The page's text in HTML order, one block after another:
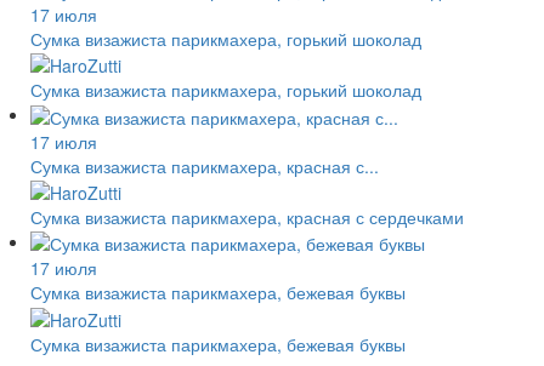
17 июля
Сумка визажиста парикмахера, горький шоколад
Сумка визажиста парикмахера, горький шоколад
17 июля
Сумка визажиста парикмахера, красная с...
Сумка визажиста парикмахера, красная с сердечками
17 июля
Сумка визажиста парикмахера, бежевая буквы
Сумка визажиста парикмахера, бежевая буквы